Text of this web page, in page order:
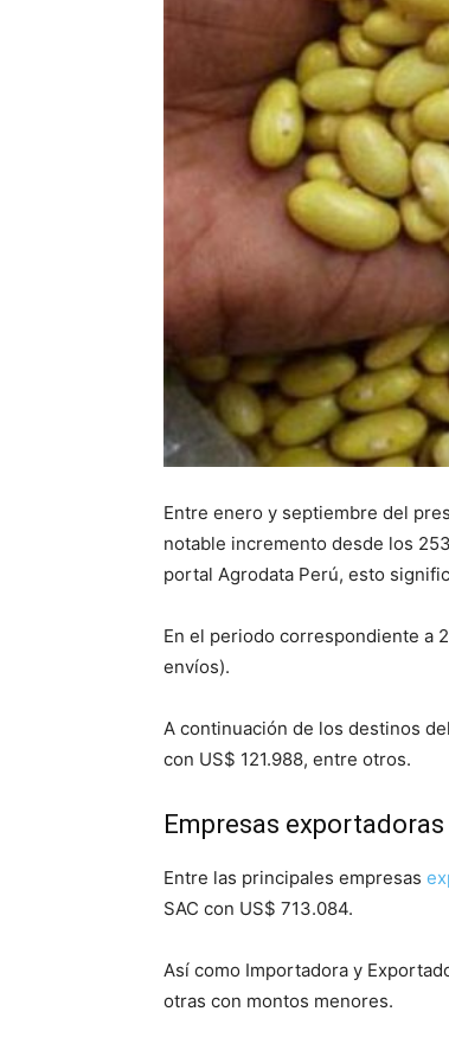
Entre enero y septiembre del
notable incremento desde los
portal Agrodata Perú, esto
En el periodo correspondiente a
envíos).
A continuación de los destinos
con US$ 121.988, entre otros.
Empresas
Entre las principales empresas
SAC con US$ 713.084.
Así como Importadora y
otras con montos menores.